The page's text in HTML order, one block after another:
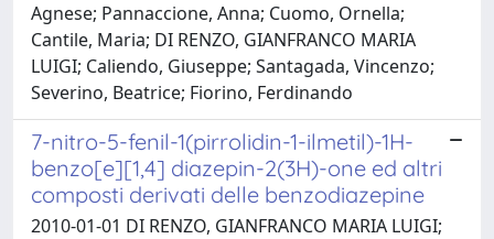
Agnese; Pannaccione, Anna; Cuomo, Ornella;
Cantile, Maria; DI RENZO, GIANFRANCO MARIA
LUIGI; Caliendo, Giuseppe; Santagada, Vincenzo;
Severino, Beatrice; Fiorino, Ferdinando
7-nitro-5-fenil-1(pirrolidin-1-ilmetil)-1H-
benzo[e][1,4] diazepin-2(3H)-one ed altri
composti derivati delle benzodiazepine
2010-01-01 DI RENZO, GIANFRANCO MARIA LUIGI;